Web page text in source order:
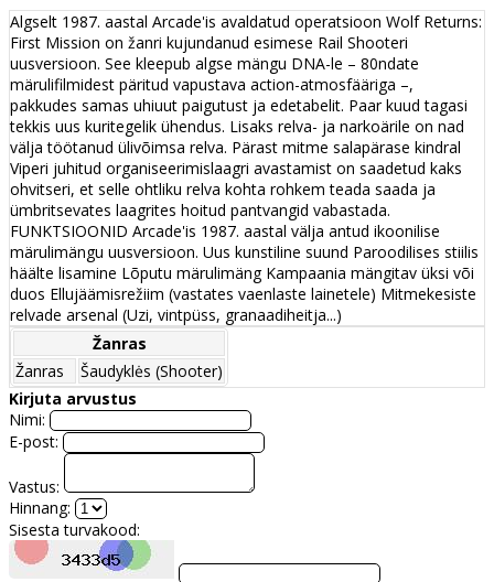
Algselt 1987. aastal Arcade'is avaldatud operatsioon Wolf Returns:
First Mission on žanri kujundanud esimese Rail Shooteri
uusversioon. See kleepub algse mängu DNA-le – 80ndate
märulifilmidest päritud vapustava action-atmosfääriga –,
pakkudes samas uhiuut paigutust ja edetabelit. Paar kuud tagasi
tekkis uus kuritegelik ühendus. Lisaks relva- ja narkoärile on nad
välja töötanud ülivõimsa relva. Pärast mitme salapärase kindral
Viperi juhitud organiseerimislaagri avastamist on saadetud kaks
ohvitseri, et selle ohtliku relva kohta rohkem teada saada ja
ümbritsevates laagrites hoitud pantvangid vabastada.
FUNKTSIOONID Arcade'is 1987. aastal välja antud ikoonilise
märulimängu uusversioon. Uus kunstiline suund Paroodilises stiilis
häälte lisamine Lõputu märulimäng Kampaania mängitav üksi või
duos Ellujäämisrežiim (vastates vaenlaste lainetele) Mitmekesiste
relvade arsenal (Uzi, vintpüss, granaadiheitja...)
Žanras
Žanras
Šaudyklės (Shooter)
Kirjuta arvustus
Nimi:
E-post:
Vastus:
Hinnang:
Sisesta turvakood: